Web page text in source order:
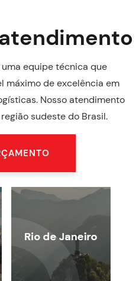
equipe técnica que
máximo de excelência em
Nosso atendimento
sudeste do Brasil.